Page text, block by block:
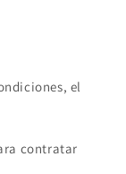
el
contratar